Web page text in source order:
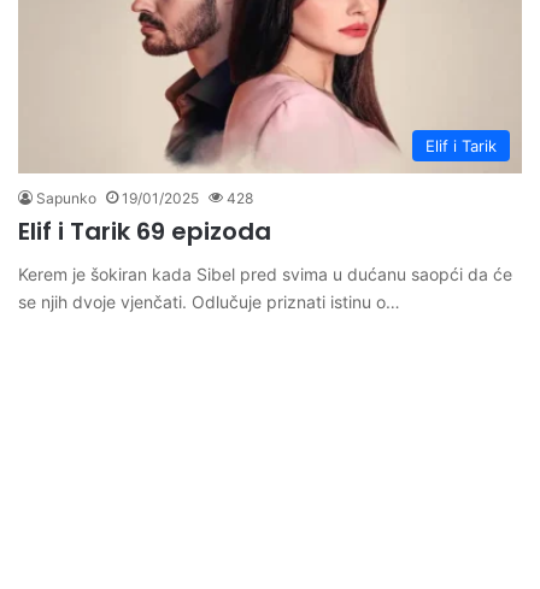
Elif i Tarik
Sapunko 19/01/2025 428
Elif i Tarik 69 epizoda
Kerem je šokiran kada Sibel pred svima u dućanu saopći da će
se njih dvoje vjenčati. Odlučuje priznati istinu o…